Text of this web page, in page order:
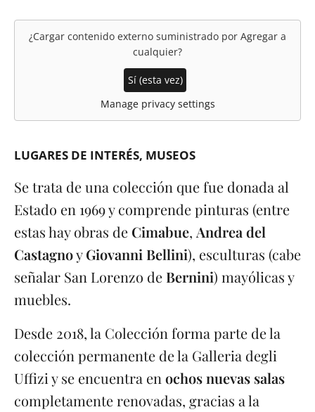
¿Cargar contenido externo suministrado por Agregar a
cualquier?
Sí (esta vez)
Manage privacy settings
LUGARES DE INTERÉS MUSEOS
Se trata de una colección que fue donada al
Estado en 1969 y comprende pinturas (entre
estas hay obras de Cimabue, Andrea del
CastagnoyGiovanni Bellini), esculturas (cabe
señalar San Lorenzo de Bernini) mayólicas y
muebles.
Desde 2018, la Colección forma parte de la
colección permanente de la Galleria degli
Uffizi y se encuentra en ochos nuevas salas
completamente renovadas, gracias a la